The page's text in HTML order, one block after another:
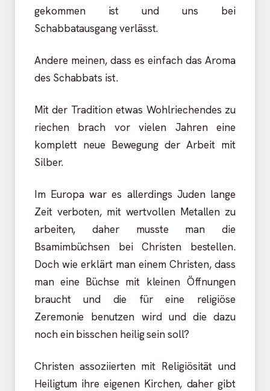
gekommen ist und uns bei
Schabbatausgang verlässt.
Andere meinen, dass es einfach das Aroma
des Schabbats ist.
Mit der Tradition etwas Wohlriechendes zu
riechen brach vor vielen Jahren eine
komplett neue Bewegung der Arbeit mit
Silber.
Im Europa war es allerdings Juden lange
Zeit verboten, mit wertvollen Metallen zu
arbeiten, daher musste man die
Bsamimbüchsen bei Christen bestellen.
Doch wie erklärt man einem Christen, dass
man eine Büchse mit kleinen Öffnungen
braucht und die für eine religiöse
Zeremonie benutzen wird und die dazu
noch ein bisschen heilig sein soll?
Christen assoziierten mit Religiösität und
Heiligtum ihre eigenen Kirchen, daher gibt